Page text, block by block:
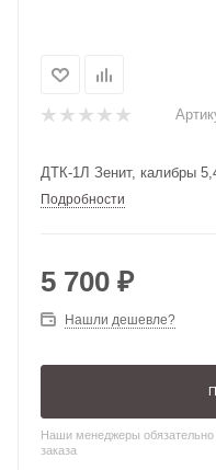
ДТК-1Л Зенит, калибры
Подробности
5 700 ₽
Нашли дешевле?
Наши менеджеры обязательно
заказа